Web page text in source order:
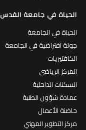
الحياة في جامعة القدس
الحياة في الجامعة
جولة افتراضية في الجامعة
الكافتيريات
المركز الرياضي
السكنات الداخلية
عمادة شؤون الطلبة
حاضنة الأعمال
مركز التطوير المهني